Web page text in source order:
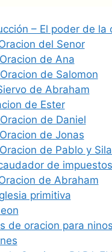
– El poder de la
del Senor
de Ana
de Salomon
de Abraham
de Ester
de Daniel
de Jonas
de Pablo y
de impuestos
de Abraham
primitiva
de oracion para